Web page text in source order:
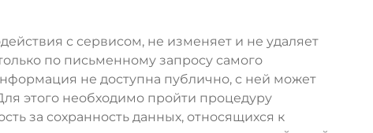
с сервисом, не изменяет и не удаляет
по письменному запросу самого
не доступна публично, с ней может
этого необходимо пройти процедуру
за сохранность данных, относящихся к